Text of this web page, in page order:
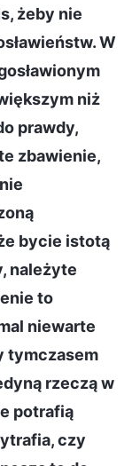
żeby nie
W
niż
prawdy,
zbawienie,
bycie istotą
należyte
to
niewarte
tymczasem
rzeczą w
potrafią
czy